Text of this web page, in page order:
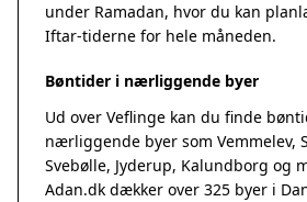
under Ramadan, hvor du kan
Iftar-tiderne for hele måneden.
Bøntider i nærliggende byer
Ud over Veflinge kan du finde
nærliggende byer som Vemmelev,
Svebølle, Jyderup, Kalundborg og
Adan.dk dækker over 325 byer i